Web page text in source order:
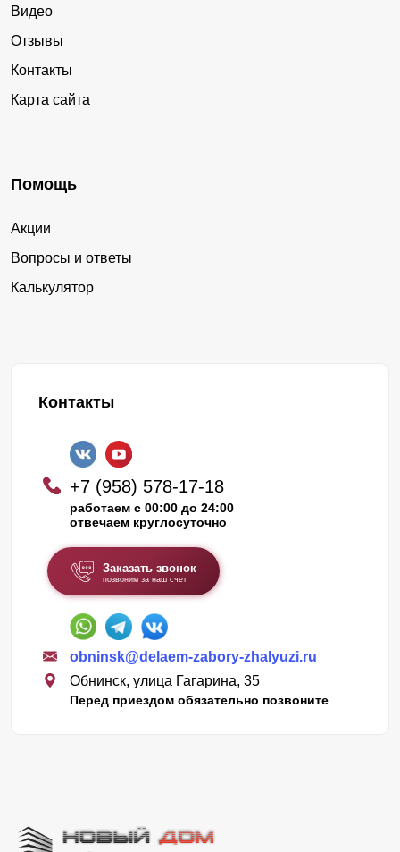
Видео
Отзывы
Контакты
Карта сайта
Помощь
Акции
Вопросы и ответы
Калькулятор
Контакты
+7 (958) 578-17-18
работаем с 00:00 до 24:00
отвечаем круглосуточно
Заказать звонок
позвоним за наш счет
obninsk@delaem-zabory-zhalyuzi.ru
Обнинск, улица Гагарина, 35
Перед приездом обязательно позвоните